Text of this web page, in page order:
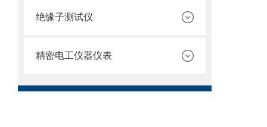
绝缘子测试仪
精密电工仪器仪表